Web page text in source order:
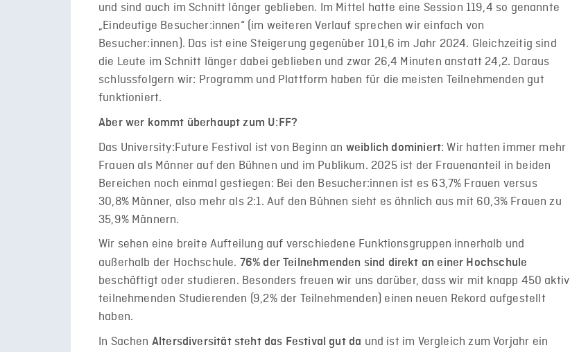
und sind auch im Schnitt länger geblieben. Im Mittel hatte eine Session 119,4 so genannte
„Eindeutige Besucher:innen“ (im weiteren Verlauf sprechen wir einfach von
Besucher:innen). Das ist eine Steigerung gegenüber 101,6 im Jahr 2024. Gleichzeitig sind
die Leute im Schnitt länger dabei geblieben und zwar 26,4 Minuten anstatt 24,2. Daraus
schlussfolgern wir: Programm und Plattform haben für die meisten Teilnehmenden gut
funktioniert.
Aber wer kommt überhaupt zum U:FF?
Das University:Future Festival ist von Beginn an weiblich dominiert: Wir hatten immer mehr
Frauen als Männer auf den Bühnen und im Publikum. 2025 ist der Frauenanteil in beiden
Bereichen noch einmal gestiegen: Bei den Besucher:innen ist es 63,7% Frauen versus
30,8% Männer, also mehr als 2:1. Auf den Bühnen sieht es ähnlich aus mit 60,3% Frauen zu
35,9% Männern.
Wir sehen eine breite Aufteilung auf verschiedene Funktionsgruppen innerhalb und
außerhalb der Hochschule. 76% der Teilnehmenden sind direkt an einer Hochschule
beschäftigt oder studieren. Besonders freuen wir uns darüber, dass wir mit knapp 450 aktiv
teilnehmenden Studierenden (9,2% der Teilnehmenden) einen neuen Rekord aufgestellt
haben.
In Sachen Altersdiversität steht das Festival gut da und ist im Vergleich zum Vorjahr ein